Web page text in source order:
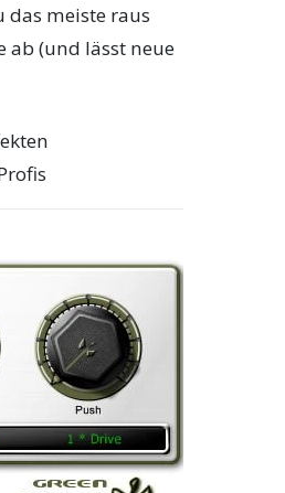
das meiste raus
ab (und lässt neue